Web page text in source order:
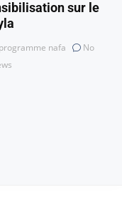
sur le
nafa
No